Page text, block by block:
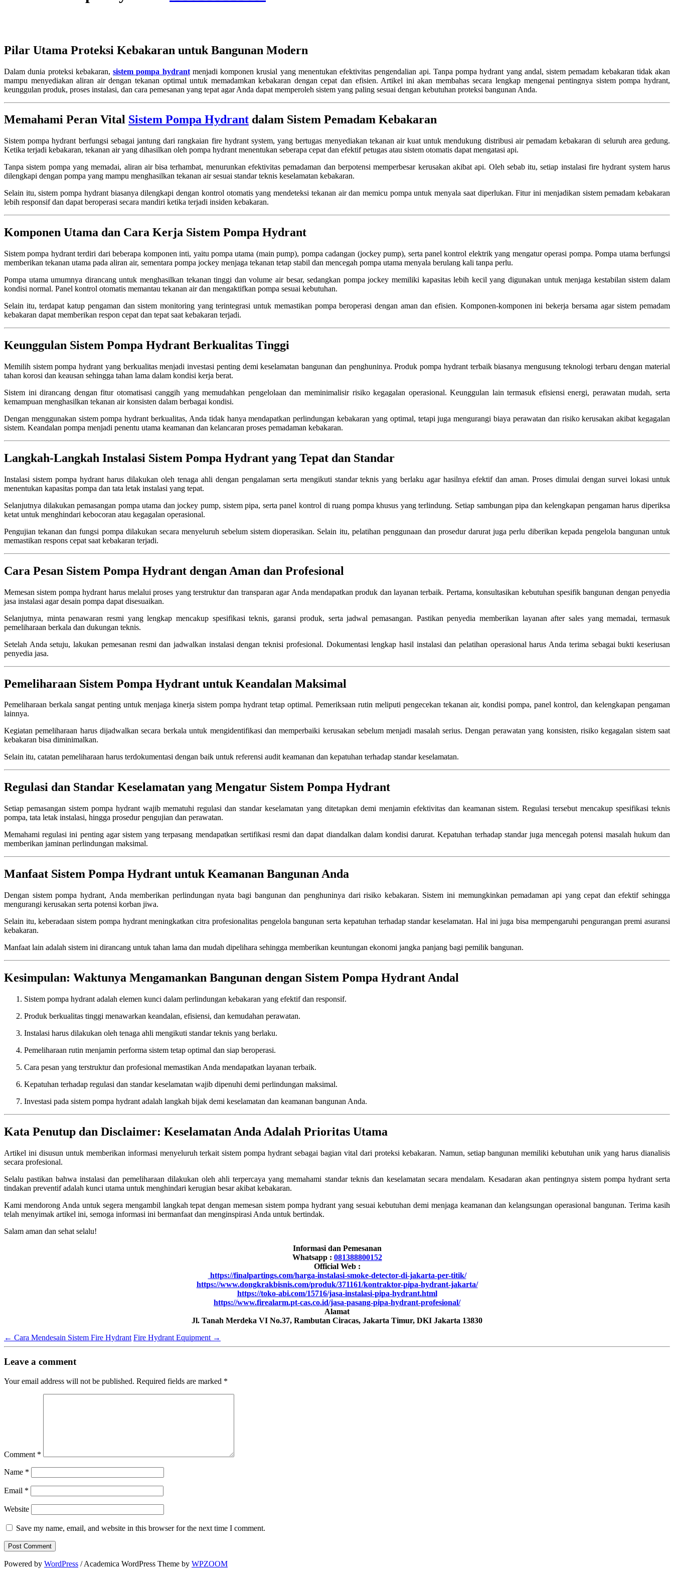
Pilar Utama Proteksi Kebakaran untuk Bangunan Modern
Dalam dunia proteksi kebakaran, sistem pompa hydrantmenjadi komponen krusial yang menentukan efektivitas pengendalian api. Tanpa pompa hydrant yang andal, sistem pemadam kebakaran tidak akan
mampu menyediakan aliran air dengan tekanan optimal untuk memadamkan kebakaran dengan cepat dan efisien. Artikel ini akan membahas secara lengkap mengenai pentingnya sistem pompa hydrant,
keunggulan produk, proses instalasi, dan cara pemesanan yang tepat agar Anda dapat memperoleh sistem yang paling sesuai dengan kebutuhan proteksi bangunan Anda.
Memahami Peran Vital Sistem Pompa Hydrant dalam Sistem Pemadam Kebakaran
Sistem pompa hydrant berfungsi sebagai jantung dari rangkaian fire hydrant system, yang bertugas menyediakan tekanan air kuat untuk mendukung distribusi air pemadam kebakaran di seluruh area gedung.
Ketika terjadi kebakaran, tekanan air yang dihasilkan oleh pompa hydrant menentukan seberapa cepat dan efektif petugas atau sistem otomatis dapat mengatasi api.
Tanpa sistem pompa yang memadai, aliran air bisa terhambat, menurunkan efektivitas pemadaman dan berpotensi memperbesar kerusakan akibat api. Oleh sebab itu, setiap instalasi fire hydrant system harus
dilengkapi dengan pompa yang mampu menghasilkan tekanan air sesuai standar teknis keselamatan kebakaran.
Selain itu, sistem pompa hydrant biasanya dilengkapi dengan kontrol otomatis yang mendeteksi tekanan air dan memicu pompa untuk menyala saat diperlukan. Fitur ini menjadikan sistem pemadam kebakaran
lebih responsif dan dapat beroperasi secara mandiri ketika terjadi insiden kebakaran.
Komponen Utama dan Cara Kerja Sistem Pompa Hydrant
Sistem pompa hydrant terdiri dari beberapa komponen inti, yaitu pompa utama (main pump), pompa cadangan (jockey pump), serta panel kontrol elektrik yang mengatur operasi pompa. Pompa utama berfungsi
memberikan tekanan utama pada aliran air, sementara pompa jockey menjaga tekanan tetap stabil dan mencegah pompa utama menyala berulang kali tanpa perlu.
Pompa utama umumnya dirancang untuk menghasilkan tekanan tinggi dan volume air besar, sedangkan pompa jockey memiliki kapasitas lebih kecil yang digunakan untuk menjaga kestabilan sistem dalam
kondisi normal. Panel kontrol otomatis memantau tekanan air dan mengaktifkan pompa sesuai kebutuhan.
Selain itu, terdapat katup pengaman dan sistem monitoring yang terintegrasi untuk memastikan pompa beroperasi dengan aman dan efisien. Komponen-komponen ini bekerja bersama agar sistem pemadam
kebakaran dapat memberikan respon cepat dan tepat saat kebakaran terjadi.
Keunggulan Sistem Pompa Hydrant Berkualitas Tinggi
Memilih sistem pompa hydrant yang berkualitas menjadi investasi penting demi keselamatan bangunan dan penghuninya. Produk pompa hydrant terbaik biasanya mengusung teknologi terbaru dengan material
tahan korosi dan keausan sehingga tahan lama dalam kondisi kerja berat.
Sistem ini dirancang dengan fitur otomatisasi canggih yang memudahkan pengelolaan dan meminimalisir risiko kegagalan operasional. Keunggulan lain termasuk efisiensi energi, perawatan mudah, serta
kemampuan menghasilkan tekanan air konsisten dalam berbagai kondisi.
Dengan menggunakan sistem pompa hydrant berkualitas, Anda tidak hanya mendapatkan perlindungan kebakaran yang optimal, tetapi juga mengurangi biaya perawatan dan risiko kerusakan akibat kegagalan
sistem. Keandalan pompa menjadi penentu utama keamanan dan kelancaran proses pemadaman kebakaran.
Langkah-Langkah Instalasi Sistem Pompa Hydrant yang Tepat dan Standar
Instalasi sistem pompa hydrant harus dilakukan oleh tenaga ahli dengan pengalaman serta mengikuti standar teknis yang berlaku agar hasilnya efektif dan aman. Proses dimulai dengan survei lokasi untuk
menentukan kapasitas pompa dan tata letak instalasi yang tepat.
Selanjutnya dilakukan pemasangan pompa utama dan jockey pump, sistem pipa, serta panel kontrol di ruang pompa khusus yang terlindung. Setiap sambungan pipa dan kelengkapan pengaman harus diperiksa
ketat untuk menghindari kebocoran atau kegagalan operasional.
Pengujian tekanan dan fungsi pompa dilakukan secara menyeluruh sebelum sistem dioperasikan. Selain itu, pelatihan penggunaan dan prosedur darurat juga perlu diberikan kepada pengelola bangunan untuk
memastikan respons cepat saat kebakaran terjadi.
Cara Pesan Sistem Pompa Hydrant dengan Aman dan Profesional
Memesan sistem pompa hydrant harus melalui proses yang terstruktur dan transparan agar Anda mendapatkan produk dan layanan terbaik. Pertama, konsultasikan kebutuhan spesifik bangunan dengan penyedia
jasa instalasi agar desain pompa dapat disesuaikan.
Selanjutnya, minta penawaran resmi yang lengkap mencakup spesifikasi teknis, garansi produk, serta jadwal pemasangan. Pastikan penyedia memberikan layanan after sales yang memadai, termasuk
pemeliharaan berkala dan dukungan teknis.
Setelah Anda setuju, lakukan pemesanan resmi dan jadwalkan instalasi dengan teknisi profesional. Dokumentasi lengkap hasil instalasi dan pelatihan operasional harus Anda terima sebagai bukti keseriusan
penyedia jasa.
Pemeliharaan Sistem Pompa Hydrant untuk Keandalan Maksimal
Pemeliharaan berkala sangat penting untuk menjaga kinerja sistem pompa hydrant tetap optimal. Pemeriksaan rutin meliputi pengecekan tekanan air, kondisi pompa, panel kontrol, dan kelengkapan pengaman
lainnya.
Kegiatan pemeliharaan harus dijadwalkan secara berkala untuk mengidentifikasi dan memperbaiki kerusakan sebelum menjadi masalah serius. Dengan perawatan yang konsisten, risiko kegagalan sistem saat
kebakaran bisa diminimalkan.
Selain itu, catatan pemeliharaan harus terdokumentasi dengan baik untuk referensi audit keamanan dan kepatuhan terhadap standar keselamatan.
Regulasi dan Standar Keselamatan yang Mengatur Sistem Pompa Hydrant
Setiap pemasangan sistem pompa hydrant wajib mematuhi regulasi dan standar keselamatan yang ditetapkan demi menjamin efektivitas dan keamanan sistem. Regulasi tersebut mencakup spesifikasi teknis
pompa, tata letak instalasi, hingga prosedur pengujian dan perawatan.
Memahami regulasi ini penting agar sistem yang terpasang mendapatkan sertifikasi resmi dan dapat diandalkan dalam kondisi darurat. Kepatuhan terhadap standar juga mencegah potensi masalah hukum dan
memberikan jaminan perlindungan maksimal.
Manfaat Sistem Pompa Hydrant untuk Keamanan Bangunan Anda
Dengan sistem pompa hydrant, Anda memberikan perlindungan nyata bagi bangunan dan penghuninya dari risiko kebakaran. Sistem ini memungkinkan pemadaman api yang cepat dan efektif sehingga
mengurangi kerusakan serta potensi korban jiwa.
Selain itu, keberadaan sistem pompa hydrant meningkatkan citra profesionalitas pengelola bangunan serta kepatuhan terhadap standar keselamatan. Hal ini juga bisa mempengaruhi pengurangan premi asuransi
kebakaran.
Manfaat lain adalah sistem ini dirancang untuk tahan lama dan mudah dipelihara sehingga memberikan keuntungan ekonomi jangka panjang bagi pemilik bangunan.
Kesimpulan: Waktunya Mengamankan Bangunan dengan Sistem Pompa Hydrant Andal
Sistem pompa hydrant adalah elemen kunci dalam perlindungan kebakaran yang efektif dan responsif.
Produk berkualitas tinggi menawarkan keandalan, efisiensi, dan kemudahan perawatan.
Instalasi harus dilakukan oleh tenaga ahli mengikuti standar teknis yang berlaku.
Pemeliharaan rutin menjamin performa sistem tetap optimal dan siap beroperasi.
Cara pesan yang terstruktur dan profesional memastikan Anda mendapatkan layanan terbaik.
Kepatuhan terhadap regulasi dan standar keselamatan wajib dipenuhi demi perlindungan maksimal.
Investasi pada sistem pompa hydrant adalah langkah bijak demi keselamatan dan keamanan bangunan Anda.
Kata Penutup dan Disclaimer: Keselamatan Anda Adalah Prioritas Utama
Artikel ini disusun untuk memberikan informasi menyeluruh terkait sistem pompa hydrant sebagai bagian vital dari proteksi kebakaran. Namun, setiap bangunan memiliki kebutuhan unik yang harus dianalisis
secara profesional.
Selalu pastikan bahwa instalasi dan pemeliharaan dilakukan oleh ahli terpercaya yang memahami standar teknis dan keselamatan secara mendalam. Kesadaran akan pentingnya sistem pompa hydrant serta
tindakan preventif adalah kunci utama untuk menghindari kerugian besar akibat kebakaran.
Kami mendorong Anda untuk segera mengambil langkah tepat dengan memesan sistem pompa hydrant yang sesuai kebutuhan demi menjaga keamanan dan kelangsungan operasional bangunan. Terima kasih
telah menyimak artikel ini, semoga informasi ini bermanfaat dan menginspirasi Anda untuk bertindak.
Salam aman dan sehat selalu!
Informasi dan Pemesanan
Whatsapp : 081388800152
Official Web :
https://finalpartings.com/harga-instalasi-smoke-detector-di-jakarta-per-titik/
https://www.dongkrakbisnis.com/produk/371161/kontraktor-pipa-hydrant-jakarta/
https://toko-abi.com/15716/jasa-instalasi-pipa-hydrant.html
https://www.firealarm.pt-cas.co.id/jasa-pasang-pipa-hydrant-profesional/
Alamat
Jl. Tanah Merdeka VI No.37, Rambutan Ciracas, Jakarta Timur, DKI Jakarta 13830
← Cara Mendesain Sistem Fire Hydrant Fire Hydrant Equipment →
Leave a comment
Your email address will not be published. Required fields are marked *
Comment *
Name *
Email *
Website
Save my name, email, and website in this browser for the next time I comment.
Powered by WordPress / Academica WordPress Theme by WPZOOM